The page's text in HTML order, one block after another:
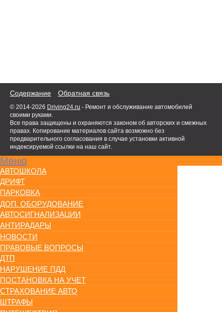
Содержание Обратная связь
© 2014-2026 Driving24.ru - Ремонт и обслуживание автомобилей
своими руками.
Все права защищены и охраняются законом об авторских и смежных
правах. Копирование материалов сайта возможно без
предварительного согласования в случае установки активной
индексируемой ссылки на наш сайт.
Меню
АВТОШКОЛА
ДРИФТ
ПАРКОВКА
ДОП. ОБОРУДОВАНИЕ
АВТОСИГНАЛИЗАЦИИ
АНТИРАДАРЫ
НОВОСТИ
ПРАВОВЫЕ ВОПРОСЫ
ДТП
НАРУШЕНИЕ ПДД
ПОСТАНОВКА НА УЧЕТ
СТРАХОВАНИЕ АВТО
ШТРАФЫ